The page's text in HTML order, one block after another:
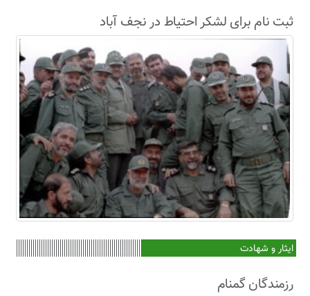
ثبت نام برای لشکر احتیاط در نجف آباد
ایثار و شهادت
رزمندگان گمنام